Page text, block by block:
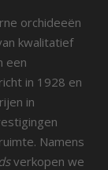
orchideeën
kwalitatief
een
in 1928 en
in
Namens
verkopen we